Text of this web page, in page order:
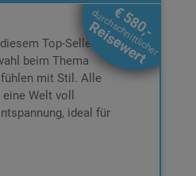
€ 580,-
durchschnittlicher
Reisewert
Top-Seller auf die
beim Thema
mit Stil. Alle
Welt voll
ideal für
DAS ERWARTET SIE:
für 2 Personen im DZ
Inkl. Frühstücksbuffet
Wertgutschein für
Hotelleistungen
bei der Buchung
des Kaufjahres